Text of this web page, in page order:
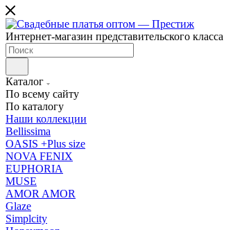
Интернет-магазин представительского класса
Каталог
По всему сайту
По каталогу
Наши коллекции
Bellissima
OASIS +Plus size
NOVA FENIX
EUPHORIA
MUSE
AMOR AMOR
Glaze
Simplcity